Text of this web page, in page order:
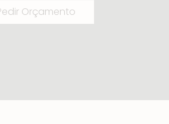
Orçamento